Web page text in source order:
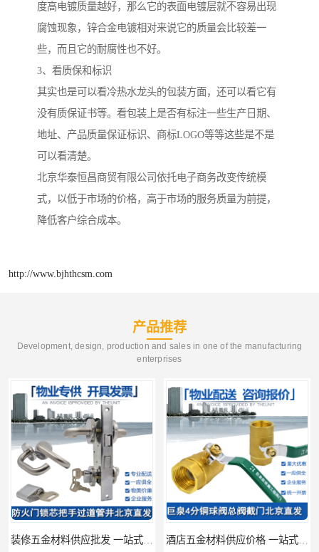
度高电镀质量越好，那么它的表面电镀层就不容易出现
腐蚀现象，锌合金电镀相对来说它的质量会比较差一
些，而且它的耐腐性也不好。
3、看质保和标识
其实也是可以看冷热水龙头的包装方面，还可以看它有
没有质保证书等。看包装上是否有标注一些生产日期、
地址、产品质量保证标识、商标LOGO等等这些是不是
可以看清楚。
北京华泰恒昌商贸有限公司依托电子商务改变传统模
式，以低于市场的价格，高于市场的服务质量为前提，
降低客户综合成本。
http://www.bjhthcsm.com
产品推荐
Development, design, production and sales in one of the manufacturing
enterprises